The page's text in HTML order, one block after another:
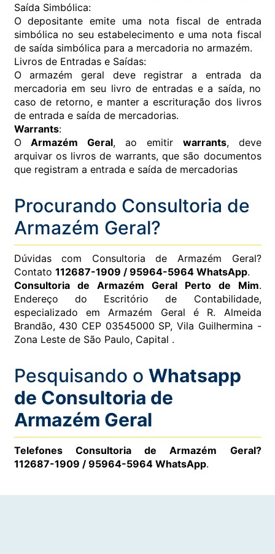
Saída Simbólica:
O depositante emite uma nota fiscal de entrada
simbólica no seu estabelecimento e uma nota fiscal
de saída simbólica para a mercadoria no armazém.
Livros de Entradas e Saídas:
O armazém geral deve registrar a entrada da
mercadoria em seu livro de entradas e a saída, no
caso de retorno, e manter a escrituração dos livros
de entrada e saída de mercadorias.
Warrants:
OArmazém Geral, ao emitir warrants, deve
arquivar os livros de warrants, que são documentos
que registram a entrada e saída de mercadorias
Procurando Consultoria de
Armazém Geral?
Dúvidas com Consultoria de Armazém Geral?
Contato 112687-1909 / 95964-5964 WhatsApp.
Consultoria de Armazém Geral Perto de Mim.
Endereço do Escritório de Contabilidade,
especializado em Armazém Geral é R. Almeida
Brandão, 430 CEP 03545000 SP, Vila Guilhermina -
Zona Leste de São Paulo, Capital .
Pesquisando o Whatsapp
de Consultoria de
Armazém Geral
Telefones Consultoria de Armazém Geral?
112687-1909 / 95964-5964 WhatsApp.